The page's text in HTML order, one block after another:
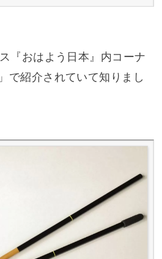
『おはよう日本』内コーナ
で紹介されていて知りまし